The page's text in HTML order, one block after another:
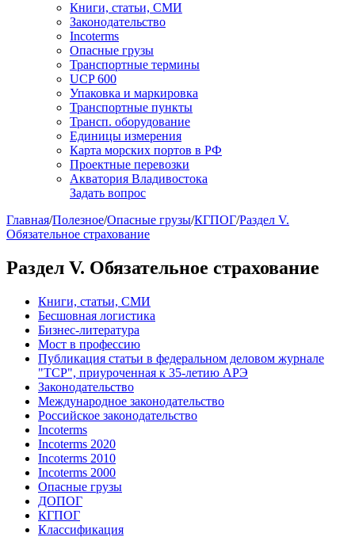
Книги, статьи, СМИ
Законодательство
Incoterms
Опасные грузы
Транспортные термины
UCP 600
Упаковка и маркировка
Транспортные пункты
Трансп. оборудование
Единицы измерения
Карта морских портов в РФ
Проектные перевозки
Акватория Владивостока
Задать вопрос
Главная/Полезное/Опасные грузы/КГПОГ/Раздел V.
Обязательное страхование
Раздел V. Обязательное страхование
Книги, статьи, СМИ
Бесшовная логистика
Бизнес-литература
Мост в профессию
Публикация статьи в федеральном деловом журнале
"ТСР", приуроченная к 35-летию АРЭ
Законодательство
Международное законодательство
Российское законодательство
Incoterms
Incoterms 2020
Incoterms 2010
Incoterms 2000
Опасные грузы
ДОПОГ
КГПОГ
Классификация